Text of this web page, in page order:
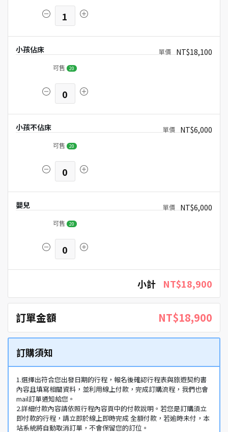
1
小孩佔床 NT$18,100
可售 20
0
小孩不佔床 NT$6,000
可售 20
0
嬰兒 NT$6,000
可售 20
0
小計 NT$18,900
訂單金額 NT$18,900
訂購須知
1.選擇出符合您出發日期的行程，報名後確認行程表與旅遊契約書
內容且填寫相關資料，並利用線上付款，完成訂購流程，我們也會
mail訂單通知給您。
2.詳細付款內容請依照行程內容頁中的付款說明。若您是訂購須立
即付款的行程，請立即於線上即時完成 全額付款，若逾時未付，本
站系統將自動取消訂單，不會保留您的訂位。